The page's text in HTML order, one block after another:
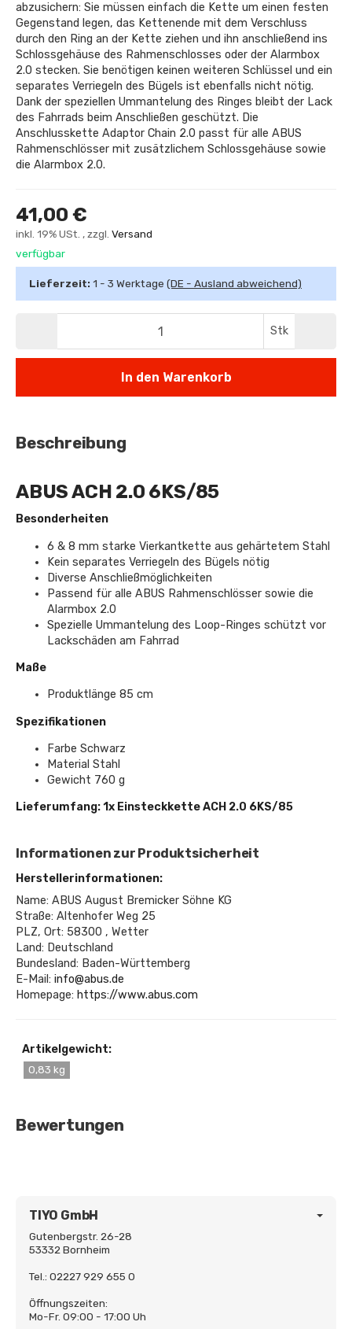
abzusichern: Sie müssen einfach die Kette um einen festen
Gegenstand legen, das Kettenende mit dem Verschluss
durch den Ring an der Kette ziehen und ihn anschließend ins
Schlossgehäuse des Rahmenschlosses oder der Alarmbox
2.0 stecken. Sie benötigen keinen weiteren Schlüssel und ein
separates Verriegeln des Bügels ist ebenfalls nicht nötig.
Dank der speziellen Ummantelung des Ringes bleibt der Lack
des Fahrrads beim Anschließen geschützt. Die
Anschlusskette Adaptor Chain 2.0 passt für alle ABUS
Rahmenschlösser mit zusätzlichem Schlossgehäuse sowie
die Alarmbox 2.0.
41,00 €
inkl. 19% USt. , zzgl. Versand
verfügbar
Lieferzeit: 1 - 3 Werktage (DE - Ausland abweichend)
Stk
In den Warenkorb
Beschreibung
ABUS ACH 2.0 6KS/85
Besonderheiten
6 & 8 mm starke Vierkantkette aus gehärtetem Stahl
Kein separates Verriegeln des Bügels nötig
Diverse Anschließmöglichkeiten
Passend für alle ABUS Rahmenschlösser sowie die
Alarmbox 2.0
Spezielle Ummantelung des Loop-Ringes schützt vor
Lackschäden am Fahrrad
Maße
Produktlänge 85 cm
Spezifikationen
Farbe Schwarz
Material Stahl
Gewicht 760 g
Lieferumfang: 1x Einsteckkette ACH 2.0 6KS/85
Informationen zur Produktsicherheit
Herstellerinformationen:
Name: ABUS August Bremicker Söhne KG
Straße: Altenhofer Weg 25
PLZ, Ort: 58300 , Wetter
Land: Deutschland
Bundesland: Baden-Württemberg
E-Mail: info@abus.de
Homepage: https://www.abus.com
Artikelgewicht:
0,83 kg
Bewertungen
TIYO GmbH
Gutenbergstr. 26-28
53332 Bornheim
Tel.: 02227 929 655 0
Öffnungszeiten:
Mo-Fr. 09:00 - 17:00 Uh